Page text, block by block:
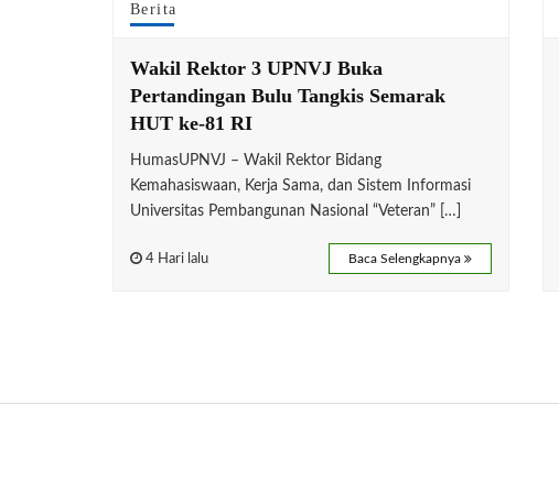
Berita
Wakil Rektor 3 UPNVJ Buka
Pertandingan Bulu Tangkis Semarak
HUT ke-81 RI
HumasUPNVJ – Wakil Rektor Bidang
Kemahasiswaan, Kerja Sama, dan Sistem Informasi
Universitas Pembangunan Nasional “Veteran” […]
4 Hari lalu Baca Selengkapnya